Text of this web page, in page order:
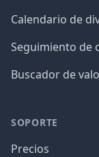
Calendario de
Seguimiento de
Buscador de
SOPORTE
Precios